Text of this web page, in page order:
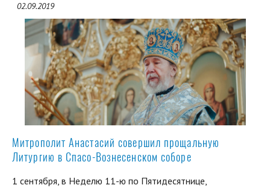
02.09.2019
Митрополит Анастасий совершил прощальную
Литургию в Спасо-Вознесенском соборе
1 сентября, в Неделю 11-ю по Пятидесятнице,